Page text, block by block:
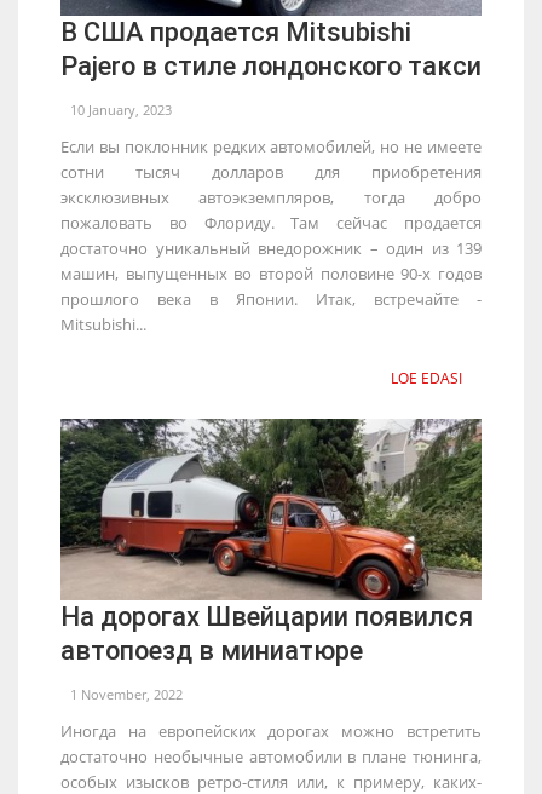
В США продается Mitsubishi
Pajero в стиле лондонского такси
10 January, 2023
Если вы поклонник редких автомобилей, но не имеете
сотни тысяч долларов для приобретения
эксклюзивных автоэкземпляров, тогда добро
пожаловать во Флориду. Там сейчас продается
достаточно уникальный внедорожник – один из 139
машин, выпущенных во второй половине 90-х годов
прошлого века в Японии. Итак, встречайте -
Mitsubishi...
LOE EDASI
На дорогах Швейцарии появился
автопоезд в миниатюре
1 November, 2022
Иногда на европейских дорогах можно встретить
достаточно необычные автомобили в плане тюнинга,
особых изысков ретро-стиля или, к примеру, каких-